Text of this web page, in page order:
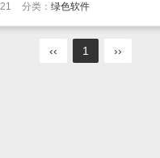
分类： 绿色软件
‹‹ 1 ››